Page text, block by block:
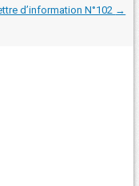
d’information N°102 →